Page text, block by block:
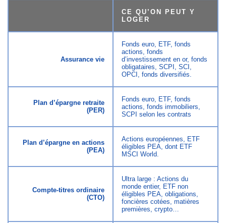
CE QU’ON PEUT Y
LOGER
Assurance vie
Fonds euro, ETF, fonds
actions, fonds
d’investissement en or, fonds
obligataires, SCPI, SCI,
OPCI, fonds diversifiés.
Plan d’épargne retraite
(PER)
Fonds euro, ETF, fonds
actions, fonds immobiliers,
SCPI selon les contrats
Plan d’épargne en actions
(PEA)
Actions européennes, ETF
éligibles PEA, dont ETF
MSCI World.
Compte-titres ordinaire
(CTO)
Ultra large : Actions du
monde entier, ETF non
éligibles PEA, obligations,
foncières cotées, matières
premières, crypto…